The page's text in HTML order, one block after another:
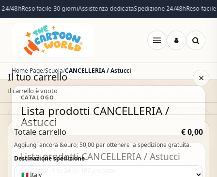
48hReso facile 30 giorniAssistenza dedicataSpedizione 24/48hReso facile
Apri
Il tuo carrello
Il carrello è vuoto
×
Il carrello è vuoto. Esplora il catalogo e aggiungi i
Vai al catalogo
Totale carrello € 0,00
Aggiungi ancora &euro; 50,00 per ottenere la spedizione gratuita.
Destinazione spedizione
Home Page Scuola CANCELLERIA / Astucci
CATALOGO
Lista prodotti CANCELLERIA /
Astucci
Lista prodotti CANCELLERIA / Astucci
Visualizzati